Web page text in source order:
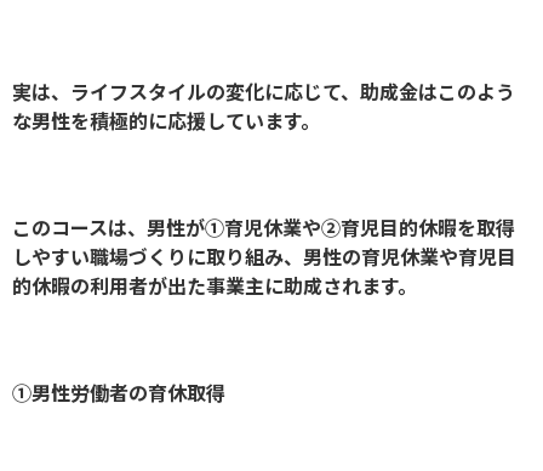
実は、ライフスタイルの変化に応じて、助成金はこのよう
な男性を積極的に応援しています。
このコースは、男性が①育児休業や②育児目的休暇を取得
しやすい職場づくりに取り組み、男性の育児休業や育児目
的休暇の利用者が出た事業主に助成されます。
①男性労働者の育休取得